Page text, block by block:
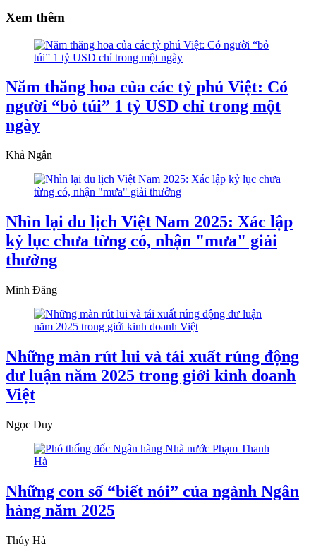
Xem thêm
Năm thăng hoa của các tỷ phú Việt: Có
người “bỏ túi” 1 tỷ USD chỉ trong một
ngày
Khả Ngân
Nhìn lại du lịch Việt Nam 2025: Xác lập
kỷ lục chưa từng có, nhận "mưa" giải
thưởng
Minh Đăng
Những màn rút lui và tái xuất rúng động
dư luận năm 2025 trong giới kinh doanh
Việt
Ngọc Duy
Những con số “biết nói” của ngành Ngân
hàng năm 2025
Thúy Hà